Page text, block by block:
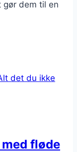
dem til en
fløde